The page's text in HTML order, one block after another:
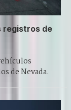
registros de
de Nevada.